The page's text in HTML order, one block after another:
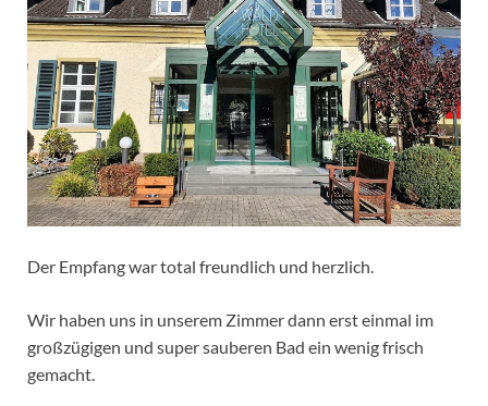
Der Empfang war total freundlich und herzlich.
Wir haben uns in unserem Zimmer dann erst einmal im
großzügigen und super sauberen Bad ein wenig frisch
gemacht.